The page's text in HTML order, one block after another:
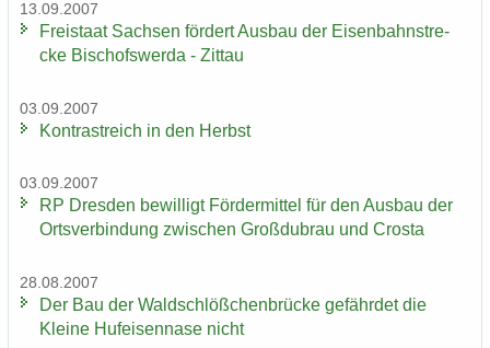
13.09.2007
Frei­staat Sach­sen för­dert Aus­bau der Ei­sen­bahn­stre­
cke Bi­schofs­wer­da - Zit­tau
03.09.2007
Kon­trast­reich in den Herbst
03.09.2007
RP Dres­den be­wil­ligt För­der­mit­tel für den Aus­bau der
Orts­ver­bin­dung zwi­schen Groß­du­brau und Crosta
28.08.2007
Der Bau der Wald­schlöß­chen­brü­cke ge­fähr­det die
Klei­ne Huf­ei­sen­na­se nicht